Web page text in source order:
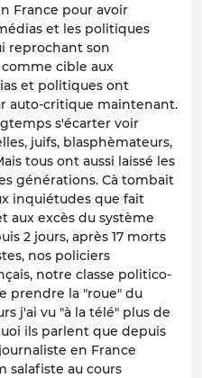
France pour avoir
et les politiques
reprochant son
cible aux
et politiques ont
auto-critique maintenant.
s'écarter voir
juifs, blasphèmateurs,
tous ont aussi laissé les
générations. Cà tombait
inquiétudes que fait
aux excès du système
2 jours, après 17 morts
nos policiers
notre classe politico-
prendre la "roue" du
j'ai vu "à la télé" plus de
ils parlent que depuis
en France
salafiste au cours